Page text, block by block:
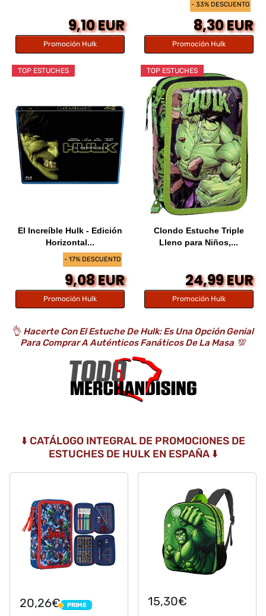
9,10 EUR
Promoción Hulk
- 33% DESCUENTO
8,30 EUR
Promoción Hulk
- 17% DESCUENTO
TOP ESTUCHES
El Increíble Hulk - Edición
Horizontal...
9,08 EUR
Promoción Hulk
TOP ESTUCHES
Clondo Estuche Triple
Lleno para Niños,...
24,99 EUR
Promoción Hulk
👌 Hacerte Con El Estuche De Hulk: Es Una Opción Genial
Para Comprar A Auténticos Fanáticos De La Masa 💯
⬇️ CATÁLOGO INTEGRAL DE PROMOCIONES DE
ESTUCHES DE HULK EN ESPAÑA ⬇️
20,26€ PRIME
PRIME 15,30€